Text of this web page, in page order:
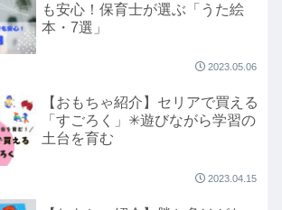
も安心！保育士が選ぶ「うた絵
本・7選」
2023.05.06
【おもちゃ紹介】セリアで買える
「すごろく」✳︎遊びながら学習の
土台を育む
2023.04.15